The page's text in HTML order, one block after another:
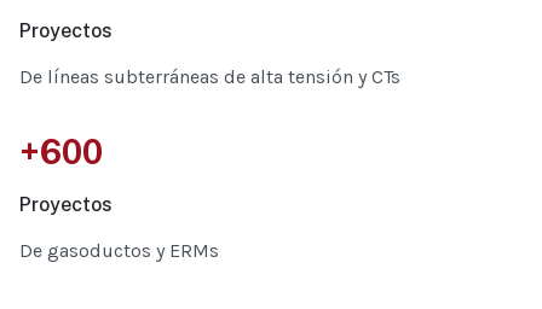
Proyectos
De líneas subterráneas de alta tensión y CTs
+600
Proyectos
De gasoductos y ERMs